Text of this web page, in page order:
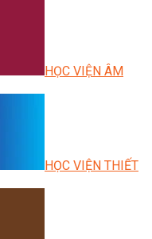
HỌC VIỆN ÂM
HỌC VIỆN THIẾT